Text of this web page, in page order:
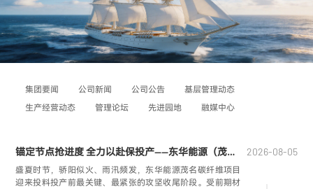
集团要闻 公司新闻 公司公告
基层管理动态
生产经营动态
管理论坛 先进园地 融媒中心
锚定节点抢进度 全力以赴保投产——东华能源（茂名）万吨级碳纤维项目攻坚纪实 2026-08-05
盛夏时节，骄阳似火、雨汛频发，东华能源茂名碳纤维项目
迎来投料投产前最关键、最紧张的攻坚收尾阶段。受前期材